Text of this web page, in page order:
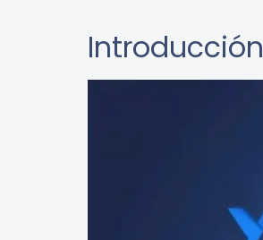
Introducción